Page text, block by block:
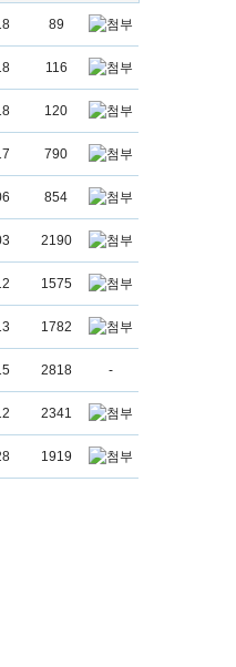
89
116
120
790
854
2190
1575
1782
2818 -
2341
1919